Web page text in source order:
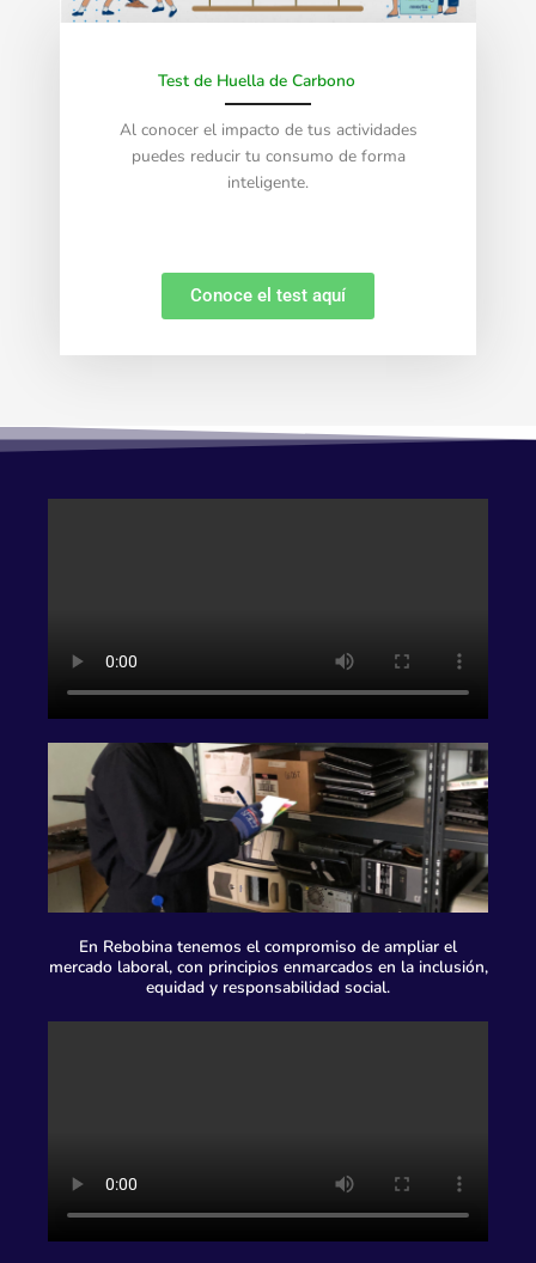
Test de Huella de Carbono
Al conocer el impacto de tus actividades
puedes reducir tu consumo de forma
inteligente.
Conoce el test aquí
En Rebobina tenemos el compromiso de ampliar el
mercado laboral, con principios enmarcados en la inclusión,
equidad y responsabilidad social.